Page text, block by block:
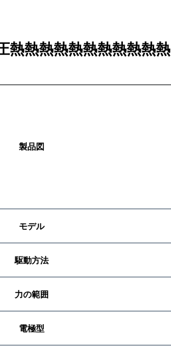
熱熱熱熱熱熱熱熱熱熱熱
製品図
モデル
駆動方法
力の範囲
電極型